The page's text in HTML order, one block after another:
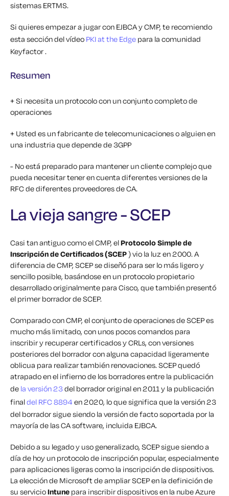
sistemas ERTMS.
Si quieres empezar a jugar con EJBCA y CMP, te recomiendo
esta sección del vídeo PKI at the Edge para la comunidad
Keyfactor .
Resumen
+ Si necesita un protocolo con un conjunto completo de
operaciones
+ Usted es un fabricante de telecomunicaciones o alguien en
una industria que depende de 3GPP
- No está preparado para mantener un cliente complejo que
pueda necesitar tener en cuenta diferentes versiones de la
RFC de diferentes proveedores de CA.
La vieja sangre - SCEP
Casi tan antiguo como el CMP, elProtocolo Simple de
Inscripción de Certificados (SCEP) vio la luz en 2000. A
diferencia de CMP, SCEP se diseñó para ser lo más ligero y
sencillo posible, basándose en un protocolo propietario
desarrollado originalmente para Cisco, que también presentó
el primer borrador de SCEP.
Comparado con CMP, el conjunto de operaciones de SCEP es
mucho más limitado, con unos pocos comandos para
inscribir y recuperar certificados y CRLs, con versiones
posteriores del borrador con alguna capacidad ligeramente
oblicua para realizar también renovaciones. SCEP quedó
atrapado en el infierno de los borradores entre la publicación
de la versión 23del borrador original en 2011 y la publicación
finaldel RFC 8894 en 2020, lo que significa que la versión 23
del borrador sigue siendo la versión de facto soportada por la
mayoría de las CA software, incluida EJBCA.
Debido a su legado y uso generalizado, SCEP sigue siendo a
día de hoy un protocolo de inscripción popular, especialmente
para aplicaciones ligeras como la inscripción de dispositivos.
La elección de Microsoft de ampliar SCEP en la definición de
su servicioIntune para inscribir dispositivos en la nube Azure